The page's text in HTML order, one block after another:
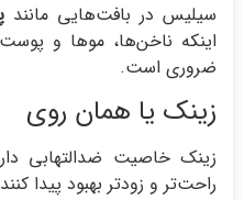
سیلیس در بافت‌هایی مانند
اینکه ناخن‌ها، موها و
ضروری است.
زینک یا همان روی
زینک خاصیت ضدالتهابی
راحت‌تر و زودتر بهبود پیدا